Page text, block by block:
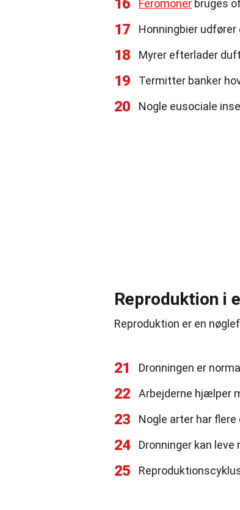
16 Feromoner bruges
17 Honningbier udfører
18 Myrer efterlader
19 Termitter banker
20 Nogle eusociale
Reproduktion i
Reproduktion er en
21 Dronningen er
22 Arbejderne hjælper
23 Nogle arter har
24 Dronninger kan
25